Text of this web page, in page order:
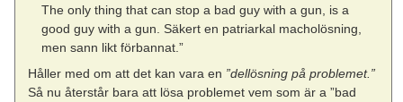
The only thing that can stop a bad guy with a gun, is a
good guy with a gun. Säkert en patriarkal macholösning,
men sann likt förbannat.”
Håller med om att det kan vara en ”dellösning på problemet.”
Så nu återstår bara att lösa problemet vem som är a ”bad